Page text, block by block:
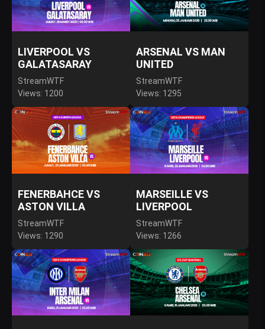
LIVERPOOL VS
GALATASARAY
StreamWTF
Views: 1200
ARSENAL VS MAN
UNITED
StreamWTF
Views: 1295
FENERBAHCE VS
ASTON VILLA
StreamWTF
Views: 1290
MARSEILLE VS
LIVERPOOL
StreamWTF
Views: 1266